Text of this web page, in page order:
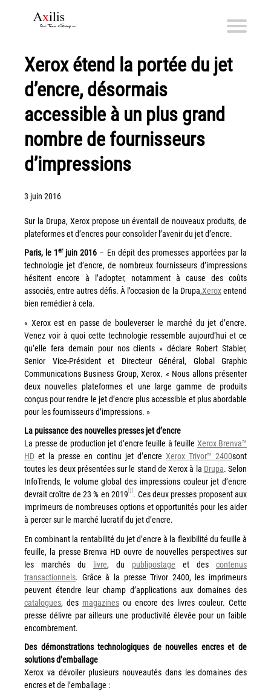
Axilis et ses engagements
Qui sommes-nous
Axilis s’engage
Solutions dématérialisation
Dématérialisation du courrier sortant
Automatisation de factures fournisseurs
Numérisation des Notes de Frais
Numérisation intelligente
Partage de fichiers et collaboration en mode sécurisé
Xerox® DocuShare®
Workplace Solutions
Workflow Central
Simplifiez la gestion RH de votre entreprise avec un logiciel
tout-en-un
Gammes d’équipements et services d’impression
Matériel
Imprimantes de bureau
Multifonctions
Presses numériques et imprimantes de production
Traceurs grands formats
Imprimante Xerox® PrimeLink® PrimeLink C9200
Gamme d’imprimantes Xerox® AltaLink® C8200 à
capacités d’impression élevées
Xerox® VersaLink® C405 C415 — Multifonction A4
Imprimante multifonctions couleur Xerox® VersaLink®
C7120/C7125/C7130
Capture numérisation de documents
RISC Box
Services
Audit de Sécurité Informatique
Sécurité des Réseaux
Xerox étend la portée du jet
d’encre, désormais
accessible à un plus grand
nombre de fournisseurs
d’impressions
3 juin 2016
Sur la Drupa, Xerox propose un éventail de nouveaux produits, de
plateformes et d’encres pour consolider l’avenir du jet d’encre.
Paris, le 1erjuin 2016 – En dépit des promesses apportées par la
technologie jet d’encre, de nombreux fournisseurs d’impressions
hésitent encore à l’adopter, notamment à cause des coûts
associés, entre autres défis. À l’occasion de la Drupa,Xeroxentend
bien remédier à cela.
« Xerox est en passe de bouleverser le marché du jet d’encre.
Venez voir à quoi cette technologie ressemble aujourd’hui et ce
qu’elle fera demain pour nos clients » déclare Robert Stabler,
Senior Vice-Président et Directeur Général, Global Graphic
Communications Business Group, Xerox. « Nous allons présenter
deux nouvelles plateformes et une large gamme de produits
conçus pour rendre le jet d’encre plus accessible et plus abordable
pour les fournisseurs d’impressions. »
La puissance des nouvelles presses jet d’encre
La presse de production jet d’encre feuille à feuille Xerox Brenva™
HD et la presse en continu jet d’encre Xerox Trivor™ 2400sont
toutes les deux présentées sur le stand de Xerox à la Drupa. Selon
InfoTrends, le volume global des impressions couleur jet d’encre
devrait croître de 23 % en 2019 [1] . Ces deux presses proposent aux
imprimeurs de nombreuses options et opportunités pour les aider
à percer sur le marché lucratif du jet d’encre.
En combinant la rentabilité du jet d’encre à la flexibilité du feuille à
feuille, la presse Brenva HD ouvre de nouvelles perspectives sur
les marchés du
livre, du publipostage et des contenus
transactionnels. Grâce à la presse Trivor 2400, les imprimeurs
peuvent étendre leur champ d’applications aux domaines des
catalogues, des magazines ou encore des livres couleur. Cette
presse délivre par ailleurs une productivité élevée pour un faible
encombrement.
Des démonstrations technologiques de nouvelles encres et de
solutions d’emballage
Xerox va dévoiler plusieurs nouveautés dans les domaines des
encres et de l’emballage :